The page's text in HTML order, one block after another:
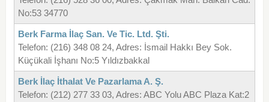
No:53 34770
Berk Farma İlaç San. Ve Tic. Ltd. Şti.
Telefon: (216) 348 08 24, Adres: İsmail Hakkı Bey Sok.
Küçükali İşhanı No:5 Yıldızbakkal
Berk İlaç İthalat Ve Pazarlama A. Ş.
Telefon: (212) 277 33 03, Adres: ABC Yolu ABC Plaza Kat:2